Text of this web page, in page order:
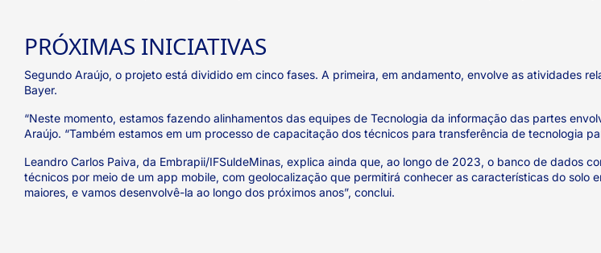
PRÓXIMAS INICIATIVAS
Segundo Araújo, o projeto está dividido em cinco fases. A primeira, em andamento, envolve as atividades
Bayer.
“Neste momento, estamos fazendo alinhamentos das equipes de Tecnologia da informação das partes
Araújo. “Também estamos em um processo de capacitação dos técnicos para transferência de tecnologia
Leandro Carlos Paiva, da Embrapii/IFSuldeMinas, explica ainda que, ao longo de 2023, o banco de dados
técnicos por meio de um app mobile, com geolocalização que permitirá conhecer as características do
maiores, e vamos desenvolvê-la ao longo dos próximos anos”, conclui.